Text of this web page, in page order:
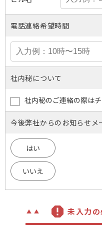
電話連絡希望時間
社内秘について
社内秘のご連絡の際は
今後弊社からのお知らせメ
はい
いいえ
未入力